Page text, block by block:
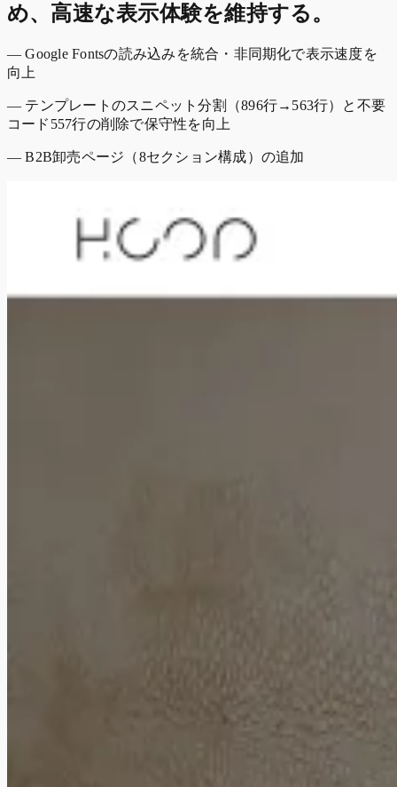
め、高速な表示体験を維持する。
— Google Fontsの読み込みを統合・非同期化で表示速度を
向上
— テンプレートのスニペット分割（896行→563行）と不要
コード557行の削除で保守性を向上
— B2B卸売ページ（8セクション構成）の追加